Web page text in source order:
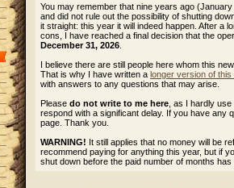
You may remember that nine years ago
and did not rule out the possibility of shutting
it straight: this year it will indeed happen. After a
cons, I have reached a final decision that the
December 31, 2026
I believe there are still people here whom this
That is why I have written a longer version of this
with answers to any questions that may arise.
Please do not write to me here , as I hardly
respond with a significant delay. If you have any
page. Thank you.
WARNING! It still applies that no money will be
recommend paying for anything this year, but if
shut down before the paid number of months has